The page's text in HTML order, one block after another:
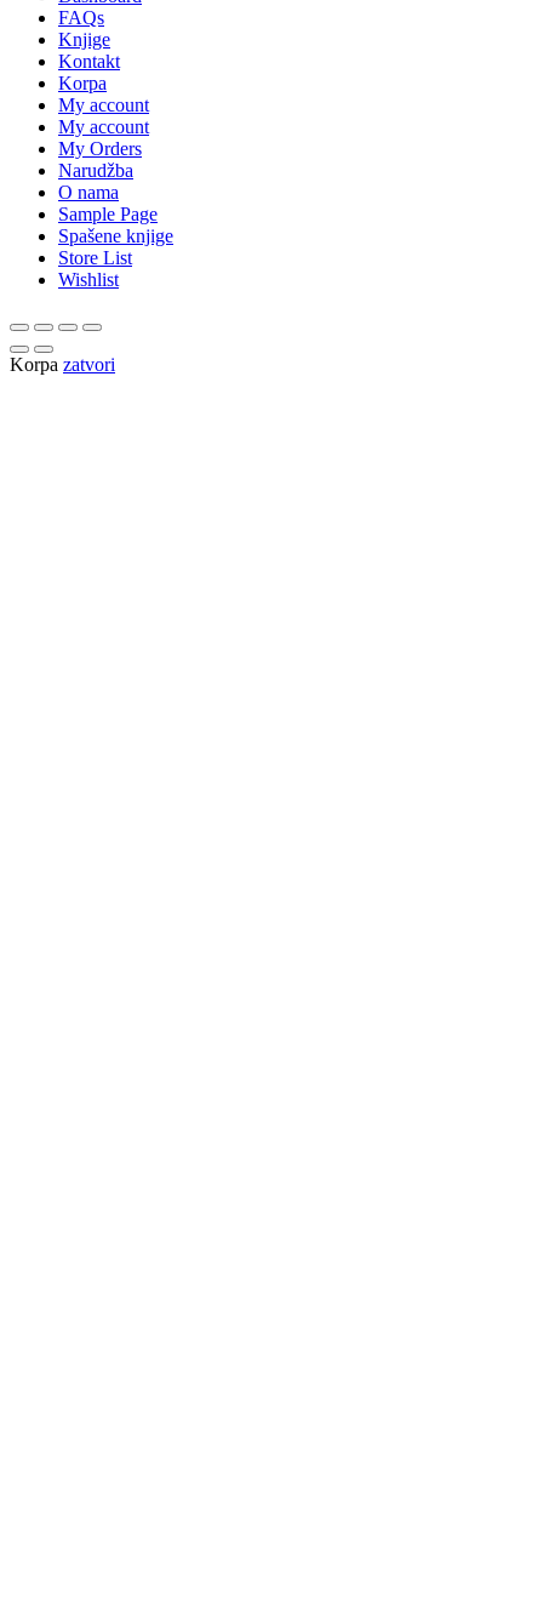
FAQs
Knjige
Kontakt
Korpa
My account
My account
My Orders
Narudžba
O nama
Sample Page
Spašene knjige
Store List
Wishlist
Korpa zatvori